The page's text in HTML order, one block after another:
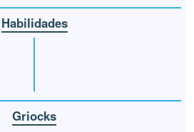
Habilidades
Griocks